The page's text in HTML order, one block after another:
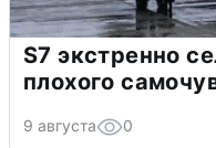
S7 экстренно
плохого
9 августа 0